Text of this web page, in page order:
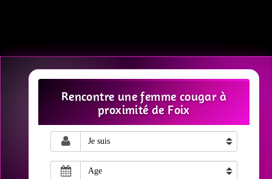
Rencontre une femme cougar à
proximité de Foix